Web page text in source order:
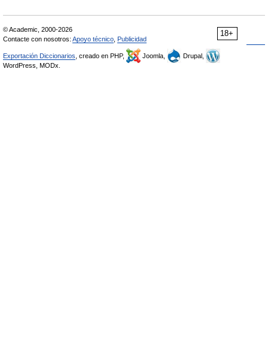
18+
© Academic, 2000-2026
Contacte con nosotros: Apoyo técnico Publicidad
Exportación Diccionarios , creado en PHP, Joomla,
Drupal,
WordPress, MODx.